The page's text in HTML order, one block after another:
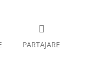
PARTAJARE